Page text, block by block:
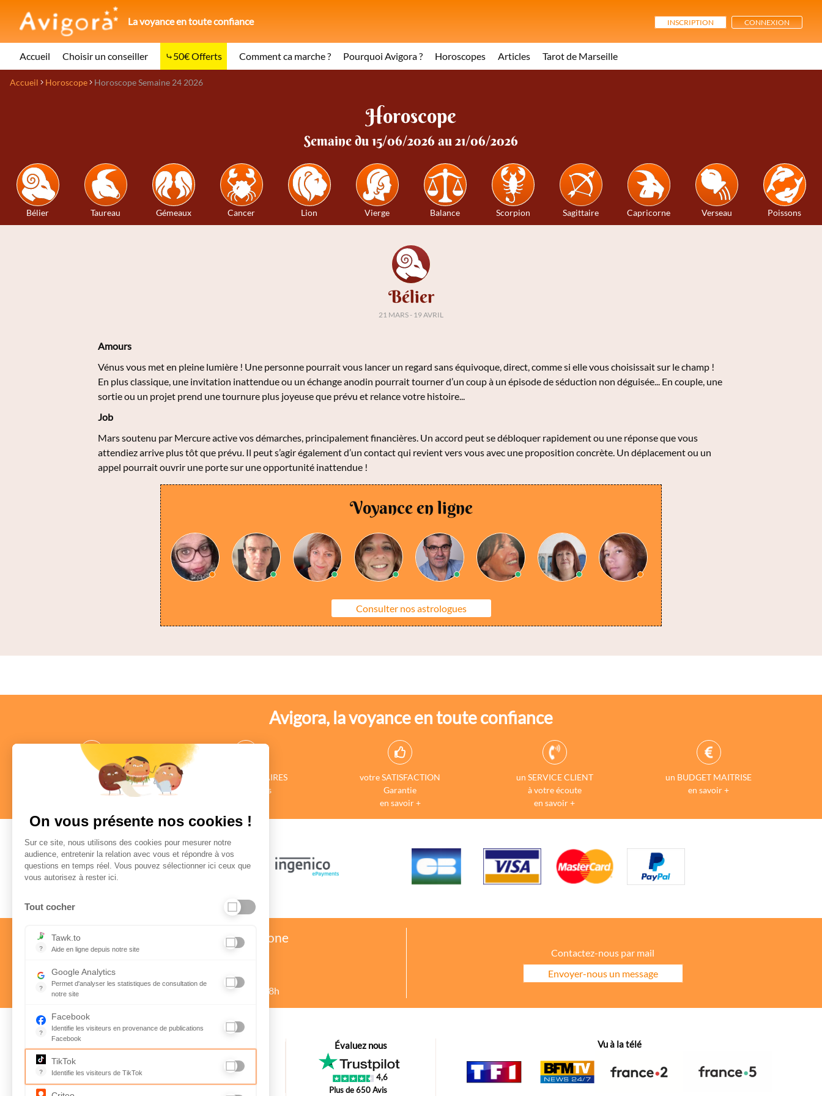
La voyance en toute confiance INSCRIPTION CONNEXION
Accueil Choisir un conseiller 50€ Offerts Comment ca marche ? Pourquoi Avigora ? Horoscopes Articles Tarot de Marseille
Accueil Horoscope Horoscope Semaine 24 2026
Horoscope
Semaine du 15/06/2026 au 21/06/2026
Bélier Taureau Gémeaux Cancer Lion Vierge Balance Scorpion Sagittaire Capricorne Verseau Poissons
Bélier
21 MARS - 19 AVRIL
Amours
Vénus vous met en pleine lumière ! Une personne pourrait vous lancer un regard sans équivoque, direct, comme si elle vous choisissait sur le champ !
En plus classique, une invitation inattendue ou un échange anodin pourrait tourner d’un coup à un épisode de séduction non déguisée... En couple, une
sortie ou un projet prend une tournure plus joyeuse que prévu et relance votre histoire...
Job
Mars soutenu par Mercure active vos démarches, principalement financières. Un accord peut se débloquer rapidement ou une réponse que vous
attendiez arrive plus tôt que prévu. Il peut s’agir également d’un contact qui revient vers vous avec une proposition concrète. Un déplacement ou un
appel pourrait ouvrir une porte sur une opportunité inattendue !
Voyance en ligne
Consulter nos astrologues
Avigora, la voyance en toute confiance
des CONSEILLERS
au profil vérifié
des COMMENTAIRES
Authentiques
votre SATISFACTION
Garantie
en savoir +
un SERVICE CLIENT
à votre écoute
en savoir +
un BUDGET MAITRISE
en savoir +
Paiement sécurisé
Service client par téléphone
Du lundi au vendredi de 9h à 18h
Contactez-nous par mail
Envoyer-nous un message
Rejoignez-nous
sur Facebook
Suivez nous sur
Instagram
Évaluez nous
4,6
Plus de 650 Avis
Vu à la télé
On vous présente nos cookies !
Sur ce site, nous utilisons des cookies pour mesurer notre
audience, entretenir la relation avec vous et répondre à vos
questions en temps réel. Vous pouvez sélectionner ici ceux que
vous autorisez à rester ici.
Tout cocher
?
Tawk.to
Aide en ligne depuis notre site
?
Google Analytics
Permet d'analyser les statistiques de consultation de
notre site
?
Facebook
Identifie les visiteurs en provenance de publications
Facebook
Parce que vous ne venez pas tous les jours sur notre site, ce petit bout de code que nous fourni Facebook nous permet de poursuivre nos échanges dans votre fil d’actualité.
?
TikTok
Identifie les visiteurs de TikTok
Permet de suivre les actions du visiteur sur le site web, et de voir s'il y a des conversions.